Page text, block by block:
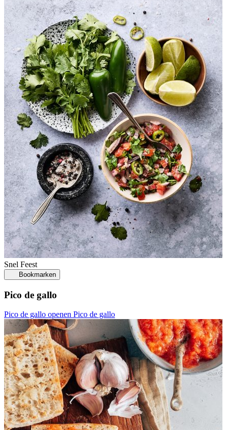
Snel Feest
Bookmarken
Pico de gallo
Pico de gallo openen Pico de gallo